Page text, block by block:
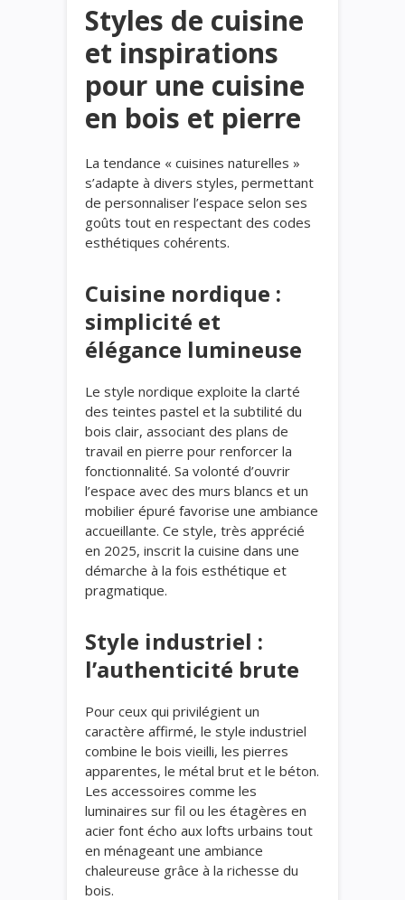
Styles de cuisine
et inspirations
pour une cuisine
en bois et pierre
La tendance « cuisines naturelles »
s’adapte à divers styles, permettant
de personnaliser l’espace selon ses
goûts tout en respectant des codes
esthétiques cohérents.
Cuisine nordique :
simplicité et
élégance lumineuse
Le style nordique exploite la clarté
des teintes pastel et la subtilité du
bois clair, associant des plans de
travail en pierre pour renforcer la
fonctionnalité. Sa volonté d’ouvrir
l’espace avec des murs blancs et un
mobilier épuré favorise une ambiance
accueillante. Ce style, très apprécié
en 2025, inscrit la cuisine dans une
démarche à la fois esthétique et
pragmatique.
Style industriel :
l’authenticité brute
Pour ceux qui privilégient un
caractère affirmé, le style industriel
combine le bois vieilli, les pierres
apparentes, le métal brut et le béton.
Les accessoires comme les
luminaires sur fil ou les étagères en
acier font écho aux lofts urbains tout
en ménageant une ambiance
chaleureuse grâce à la richesse du
bois.